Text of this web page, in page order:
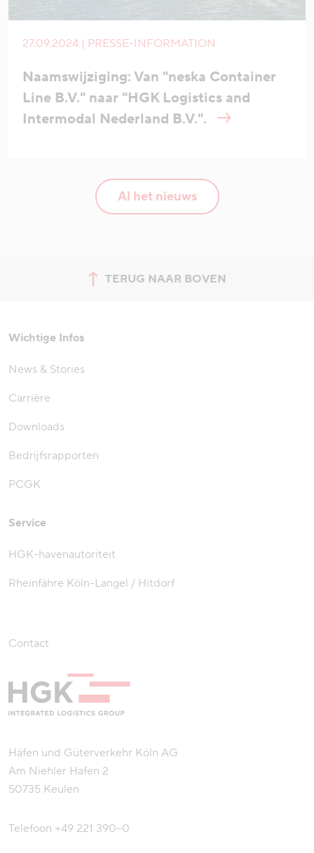
27.09.2024 | PRESSE-INFORMATION
Naamswijziging: Van "neska Container
Line B.V." naar "HGK Logistics and
Intermodal Nederland B.V.".
Al het nieuws
TERUG NAAR BOVEN
Spring naar de bovenkant
Wichtige Infos
News & Stories
Carrière
Downloads
Bedrijfsrapporten
PCGK
Service
HGK-havenautoriteit
Rheinfähre Köln-Langel / Hitdorf
Contact
Häfen und Güterverkehr Köln AG
Am Niehler Hafen 2
50735 Keulen
Telefoon +49 221 390–0